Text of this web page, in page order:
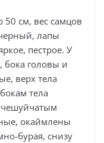
50 см, вес самцов
лапы
пестрое. У
бока головы и
верх тела
тела
чешуйчатым
окаймлены
бурая, снизу